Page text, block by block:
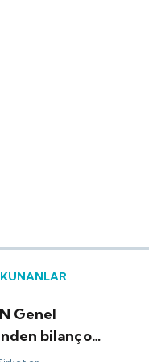
Genel
bilanço